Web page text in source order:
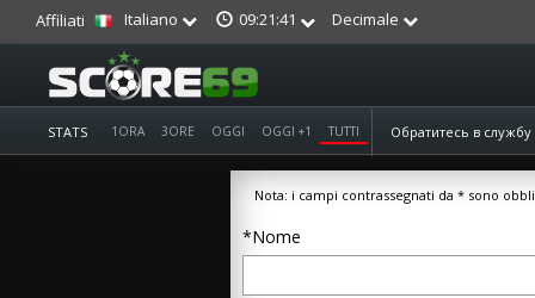
Affiliati Italiano 09:21:42 Decimale
STATS 1ORA 3ORE OGGI OGGI +1 TUTTI Обратитесь в
Nota: i campi contrassegnati da * sono
*Nome